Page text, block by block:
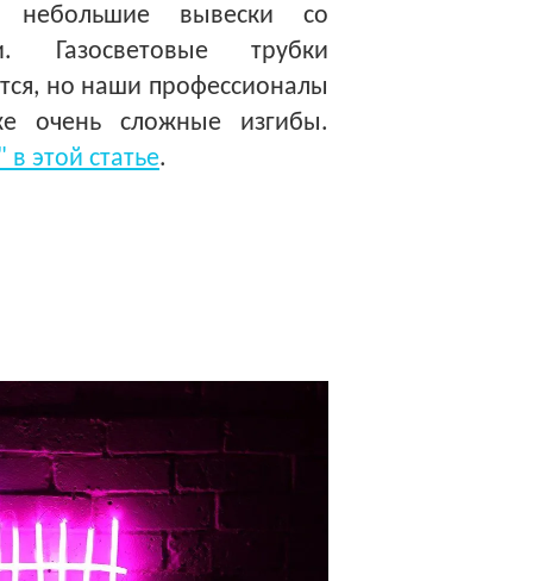
вывески со
Газосветовые трубки
но наши профессионалы
очень сложные изгибы.
этой статье.